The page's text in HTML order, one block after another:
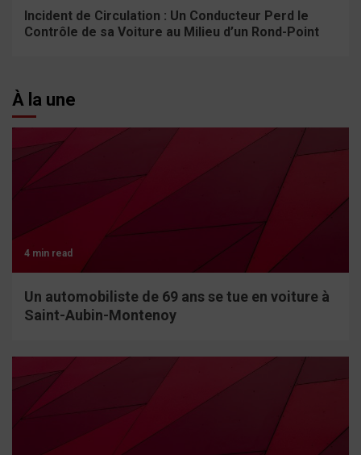
Incident de Circulation : Un Conducteur Perd le
Contrôle de sa Voiture au Milieu d’un Rond-Point
À la une
4 min read
Un automobiliste de 69 ans se tue en voiture à
Saint-Aubin-Montenoy